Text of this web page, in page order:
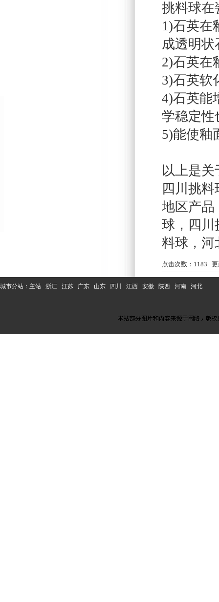
挑料球在
1)石英在
成透明
2)石英在
3)石英软
4)石英能
学稳定性
5)能使釉
以上是
四川挑
地区产
球 ， 四
料球 ， 河
点击次数： 1183 更
城市分站： 主站 浙江 江苏 广东 山东 四川 江西 安徽 陕西 河南 河北